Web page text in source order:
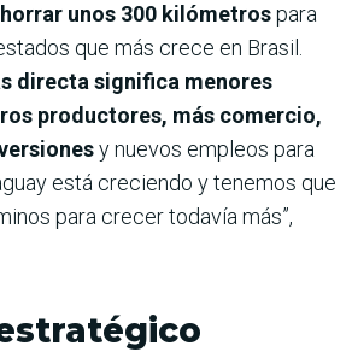
unos 300 kilómetrospara
que más crece en Brasil.
directa significa menores
productores, más comercio,
y nuevos empleos para
está creciendo y tenemos que
para crecer todavía más”,